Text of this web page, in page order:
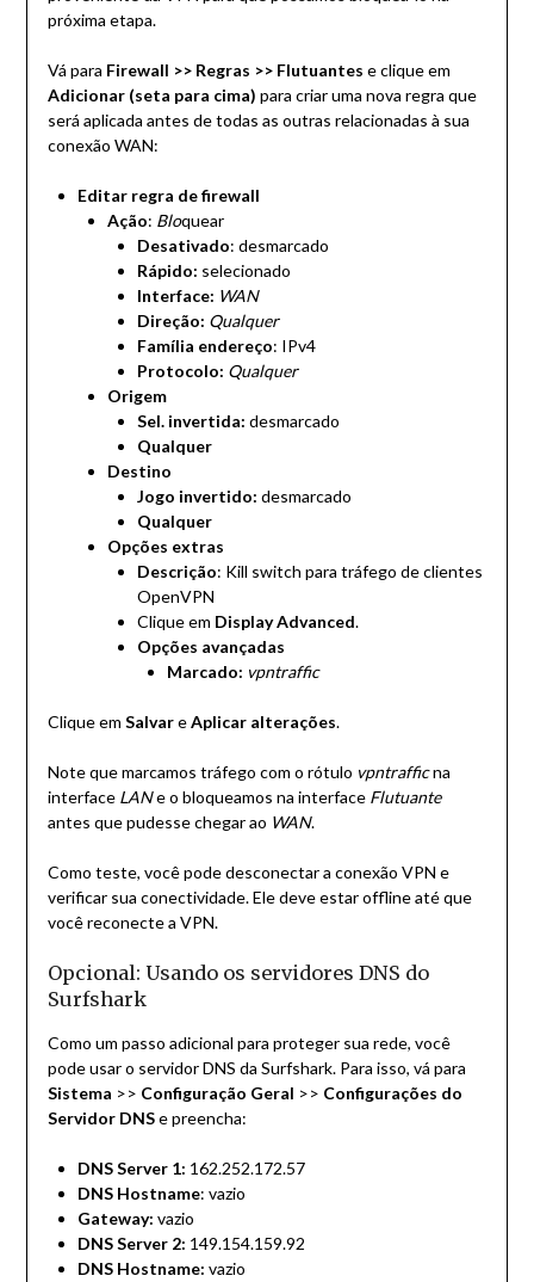
próxima etapa.
Vá para Firewall >> Regras >> Flutuantes e clique em
Adicionar (seta para cima) para criar uma nova regra que
será aplicada antes de todas as outras relacionadas à sua
conexão WAN:
Editar regra de firewall
Ação: Bloquear
Desativado: desmarcado
Rápido: selecionado
Interface: WAN
Direção: Qualquer
Família endereço: IPv4
Protocolo: Qualquer
Origem
Sel. invertida: desmarcado
Qualquer
Destino
Jogo invertido: desmarcado
Qualquer
Opções extras
Descrição: Kill switch para tráfego de clientes
OpenVPN
Clique em Display Advanced.
Opções avançadas
Marcado: vpntraffic
Clique em SalvareAplicar alterações.
Note que marcamos tráfego com o rótulo vpntrafficna
interface LANe o bloqueamos na interface Flutuante
antes que pudesse chegar ao WAN.
Como teste, você pode desconectar a conexão VPN e
verificar sua conectividade. Ele deve estar offline até que
você reconecte a VPN.
Opcional: Usando os servidores DNS do
Surfshark
Como um passo adicional para proteger sua rede, você
pode usar o servidor DNS da Surfshark. Para isso, vá para
Sistema >> Configuração Geral >> Configurações do
Servidor DNSe preencha:
DNS Server 1: 162.252.172.57
DNS Hostname: vazio
Gateway: vazio
DNS Server 2: 149.154.159.92
DNS Hostname: vazio